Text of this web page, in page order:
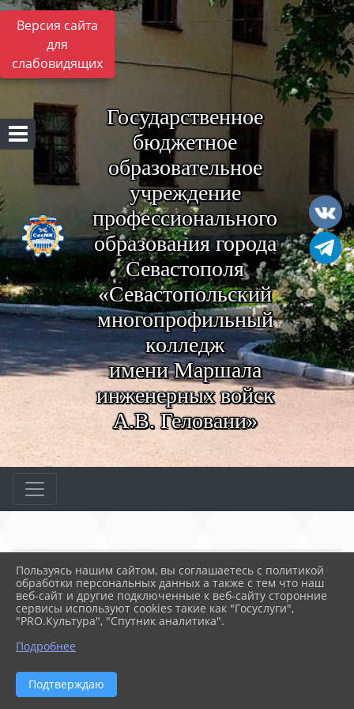
Версия сайта
для
слабовидящих
Государственное
бюджетное
образовательное
учреждение
профессионального
образования города
Севастополя
«Севастопольский
многопрофильный
колледж
имени Маршала
инженерных войск
А.В. Геловани»
Главная
СВЕДЕНИЯ ОБ ОБРАЗОВАТЕ...
06. Педагогический состав
Кочиев Теймураз Апполо...
22.03.2024 10:51
КОЧИЕВ ТЕЙМУРАЗ АППОЛОНОВИЧ
Пользуясь нашим сайтом, вы соглашаетесь с политикой
обработки персональных данных а также с тем что наш
веб-сайт и другие подключенные к веб-сайту сторонние
сервисы используют cookies такие как "Госуслуги",
"PRO.Культура", "Спутник аналитика".
Подробнее
Подтверждаю